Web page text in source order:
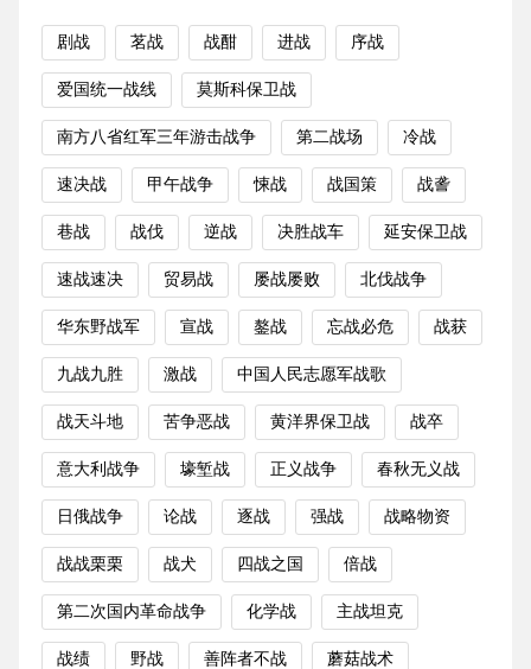
剧战 茗战 战酣 进战 序战
爱国统一战线 莫斯科保卫战
南方八省红军三年游击战争 第二战场 冷战
速决战 甲午战争 悚战 战国策 战詟
巷战 战伐 逆战 决胜战车 延安保卫战
速战速决 贸易战 屡战屡败 北伐战争
华东野战军 宣战 鏊战 忘战必危 战获
九战九胜 激战 中国人民志愿军战歌
战天斗地 苦争恶战 黄洋界保卫战 战卒
意大利战争 壕堑战 正义战争 春秋无义战
日俄战争 论战 逐战 强战 战略物资
战战栗栗 战犬 四战之国 倍战
第二次国内革命战争 化学战 主战坦克
战绩 野战 善阵者不战 蘑菇战术